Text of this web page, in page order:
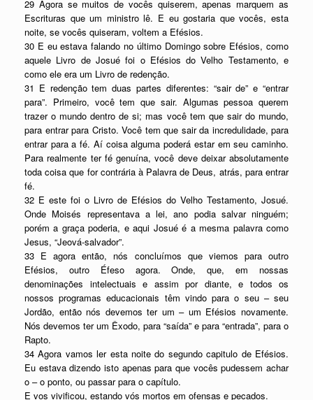
29 Agora se muitos de vocês quiserem, apenas marquem as
Escrituras que um ministro lê. E eu gostaria que vocês, esta
noite, se vocês quiseram, voltem a Efésios.
30 E eu estava falando no último Domingo sobre Efésios, como
aquele Livro de Josué foi o Efésios do Velho Testamento, e
como ele era um Livro de redenção.
31 E redenção tem duas partes diferentes: “sair de” e “entrar
para”. Primeiro, você tem que sair. Algumas pessoa querem
trazer o mundo dentro de si; mas você tem que sair do mundo,
para entrar para Cristo. Você tem que sair da incredulidade, para
entrar para a fé. Aí coisa alguma poderá estar em seu caminho.
Para realmente ter fé genuína, você deve deixar absolutamente
toda coisa que for contrária à Palavra de Deus, atrás, para entrar
fé.
32 E este foi o Livro de Efésios do Velho Testamento, Josué.
Onde Moisés representava a lei, ano podia salvar ninguém;
porém a graça poderia, e aqui Josué é a mesma palavra como
Jesus, “Jeová-salvador”.
33 E agora então, nós concluímos que viemos para outro
Efésios, outro Éfeso agora. Onde, que, em nossas
denominações intelectuais e assim por diante, e todos os
nossos programas educacionais têm vindo para o seu – seu
Jordão, então nós devemos ter um – um Efésios novamente.
Nós devemos ter um Êxodo, para “saída” e para “entrada”, para o
Rapto.
34 Agora vamos ler esta noite do segundo capitulo de Efésios.
Eu estava dizendo isto apenas para que vocês pudessem achar
o – o ponto, ou passar para o capítulo.
E vos vivificou, estando vós mortos em ofensas e pecados.